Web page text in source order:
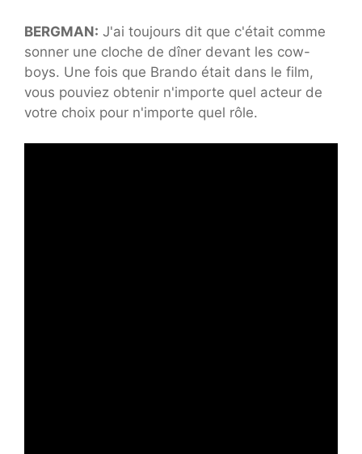
BERGMAN: J'ai toujours dit que c'était comme
sonner une cloche de dîner devant les cow-
boys. Une fois que Brando était dans le film,
vous pouviez obtenir n'importe quel acteur de
votre choix pour n'importe quel rôle.